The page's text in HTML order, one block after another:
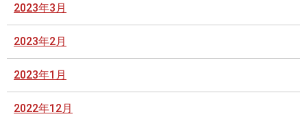
2023年3月
2023年2月
2023年1月
2022年12月